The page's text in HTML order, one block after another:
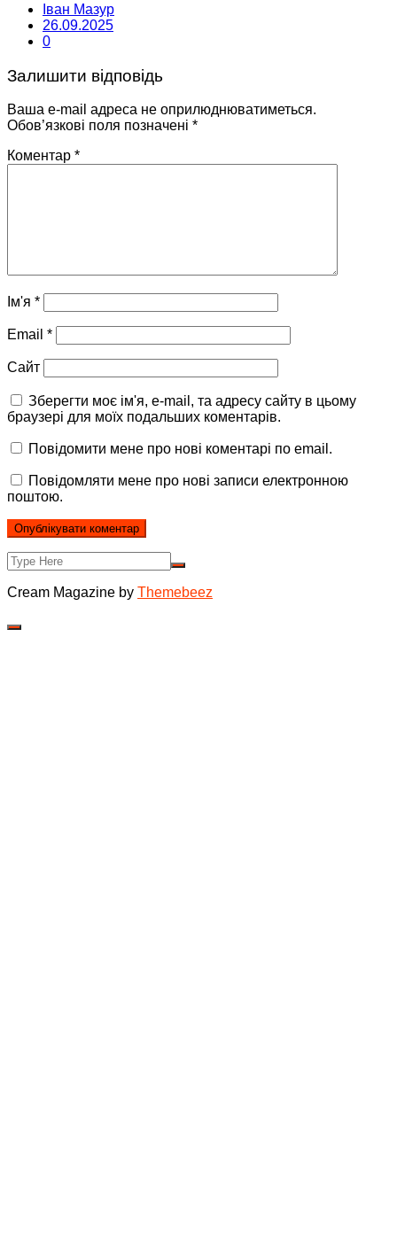
Іван Мазур
26.09.2025
0
Залишити відповідь
Ваша e-mail адреса не оприлюднюватиметься.
Обов’язкові поля позначені *
Коментар *
Ім'я *
Email *
Сайт
Зберегти моє ім'я, e-mail, та адресу сайту в цьому
браузері для моїх подальших коментарів.
Повідомити мене про нові коментарі по email.
Повідомляти мене про нові записи електронною
поштою.
Cream Magazine by Themebeez